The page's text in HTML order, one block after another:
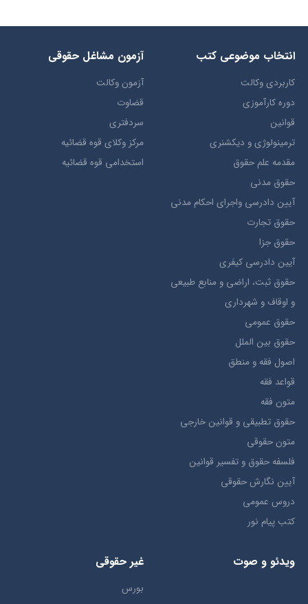
انتخاب​ موضوعي​ کتب
کاربردی وکالت
دوره کارآموزی
قوانین
ترمينولوژي و ديکشنري
مقدمه علم حقوق
حقوق مدني
آيين دادرسي ​واجراي ​احکام ​مدني
حقوق تجارت
حقوق جزا
آيین دادرسی کیفری
حقوق ثبت، اراضي و منابع طبيعي
و اوقاف و شهرداری
حقوق عمومی
حقوق بين الملل
اصول فقه و منطق
قواعد فقه
متون فقه
حقوق تطبيقي و قوانین خارجی
متون حقوقي
فلسفه حقوق و تفسیر قوانین
آیین نگارش حقوقی
دروس عمومی
کتب پیام نور
آزمون مشاغل حقوقی
آزمون وکالت
قضاوت
سردفتری
مرکز وکلای قوه قضائیه
استخدامی قوه قضائیه
ویدئو و صوت غیر حقوقی
بورس